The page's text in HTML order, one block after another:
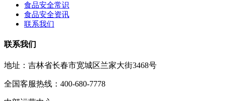
食品安全常识
食品安全资讯
联系我们
联系我们
地址：吉林省长春市宽城区兰家大街3468号
全国客服热线：400-680-7778